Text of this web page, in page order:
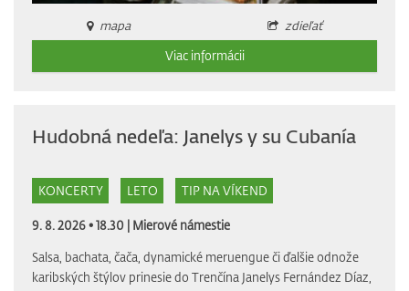
mapa
zdieľať
Viac informácii
Hudobná nedeľa: Janelys y su Cubanía
KONCERTY LETO TIP NA VÍKEND
9. 8. 2026 • 18.30 | Mierové námestie
Salsa, bachata, čača, dynamické meruengue či ďalšie odnože
karibských štýlov prinesie do Trenčína Janelys Fernández Díaz,